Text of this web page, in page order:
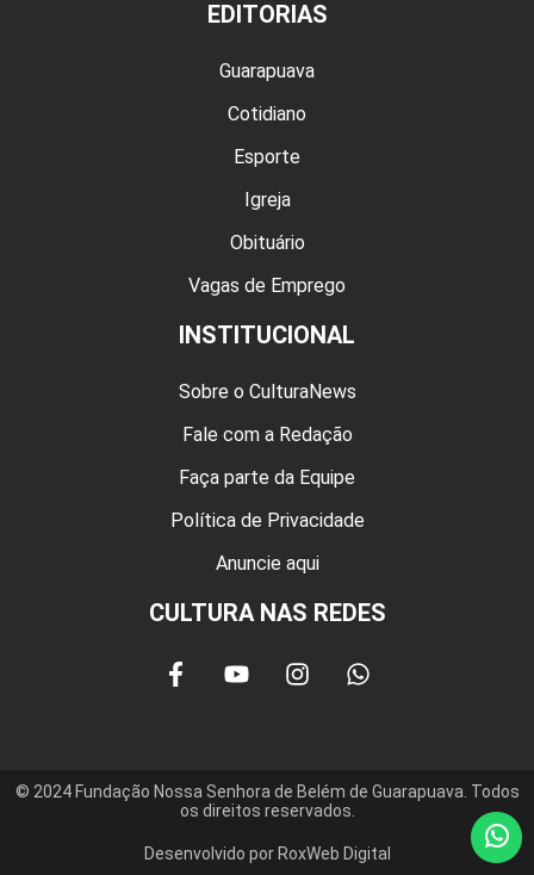
EDITORIAS
Guarapuava
Cotidiano
Esporte
Igreja
Obituário
Vagas de Emprego
INSTITUCIONAL
Sobre o CulturaNews
Fale com a Redação
Faça parte da Equipe
Política de Privacidade
Anuncie aqui
CULTURA NAS REDES
© 2024 Fundação Nossa Senhora de Belém de Guarapuava. Todos
os direitos reservados.
Desenvolvido por RoxWeb Digital